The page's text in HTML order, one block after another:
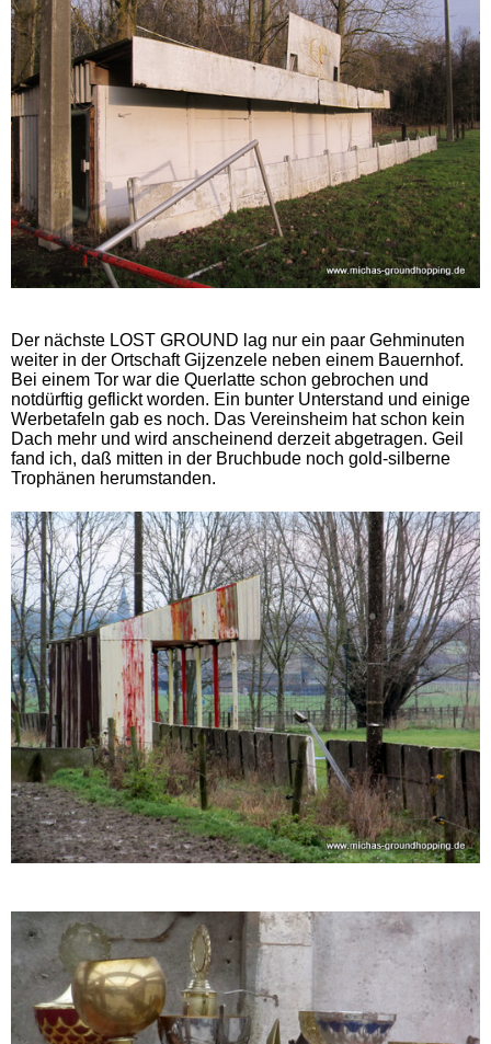
Der nächste LOST GROUND lag nur ein paar Gehminuten
weiter in der Ortschaft Gijzenzele neben einem Bauernhof.
Bei einem Tor war die Querlatte schon gebrochen und
notdürftig geflickt worden. Ein bunter Unterstand und einige
Werbetafeln gab es noch. Das Vereinsheim hat schon kein
Dach mehr und wird anscheinend derzeit abgetragen. Geil
fand ich, daß mitten in der Bruchbude noch gold-silberne
Trophänen herumstanden.